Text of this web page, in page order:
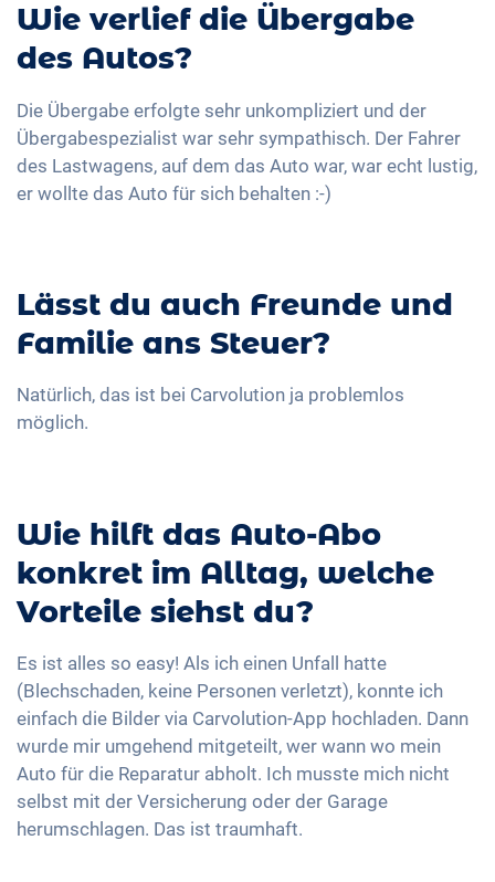
Wie verlief die Übergabe
des Autos?
Die Übergabe erfolgte sehr unkompliziert und der
Übergabespezialist war sehr sympathisch. Der Fahrer
des Lastwagens, auf dem das Auto war, war echt lustig,
er wollte das Auto für sich behalten :-)
Lässt du auch Freunde und
Familie ans Steuer?
Natürlich, das ist bei Carvolution ja problemlos
möglich.
Wie hilft das Auto-Abo
konkret im Alltag, welche
Vorteile siehst du?
Es ist alles so easy! Als ich einen Unfall hatte
(Blechschaden, keine Personen verletzt), konnte ich
einfach die Bilder via Carvolution-App hochladen. Dann
wurde mir umgehend mitgeteilt, wer wann wo mein
Auto für die Reparatur abholt. Ich musste mich nicht
selbst mit der Versicherung oder der Garage
herumschlagen. Das ist traumhaft.